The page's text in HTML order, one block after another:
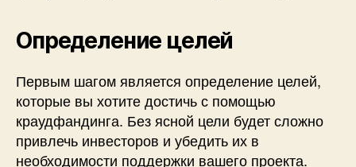
Определение целей
Первым шагом является определение целей,
которые вы хотите достичь с помощью
краудфандинга. Без ясной цели будет сложно
привлечь инвесторов и убедить их в
необходимости поддержки вашего проекта.